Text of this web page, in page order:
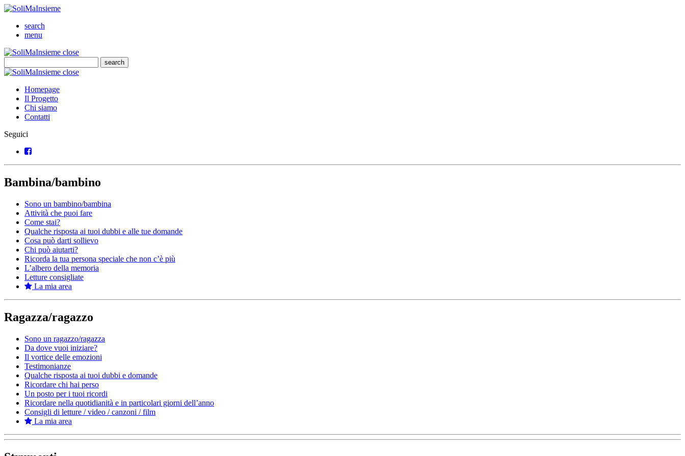
SoliMaInsieme
search
menu
SoliMaInsieme
closeClose
search
Cerca
SoliMaInsieme
closeClose
Homepage
Il Progetto
Chi siamo
Contatti
Seguici
Facebook
Bambina/bambino
Sono un bambino/bambina
Attività che puoi fare
Come stai?
Qualche risposta ai tuoi dubbi e alle tue domande
Cosa può darti sollievo
Chi può aiutarti?
Ricorda la tua persona speciale che non c’è più
L’albero della memoria
Letture consigliate
La mia area
Ragazza/ragazzo
Sono un ragazzo/ragazza
Da dove vuoi iniziare?
Il vortice delle emozioni
Testimonianze
Qualche risposta ai tuoi dubbi e domande
Ricordare chi hai perso
Un posto per i tuoi ricordi
Ricordare nella quotidianità e in particolari giorni dell’anno
Consigli di letture / video / canzoni / film
La mia area